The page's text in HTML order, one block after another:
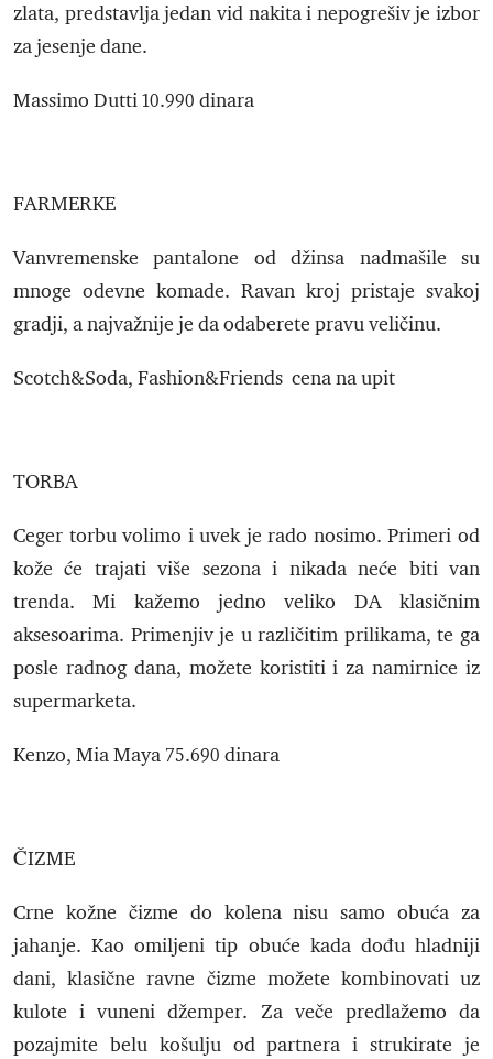
zlata, predstavlja jedan vid nakita i nepogrešiv je izbor
za jesenje dane.
Massimo Dutti 10.990 dinara
FARMERKE
Vanvremenske pantalone od džinsa nadmašile su
mnoge odevne komade. Ravan kroj pristaje svakoj
gradji, a najvažnije je da odaberete pravu veličinu.
Scotch&Soda, Fashion&Friends cena na upit
TORBA
Ceger torbu volimo i uvek je rado nosimo. Primeri od
kože će trajati više sezona i nikada neće biti van
trenda. Mi kažemo jedno veliko DA klasičnim
aksesoarima. Primenjiv je u različitim prilikama, te ga
posle radnog dana, možete koristiti i za namirnice iz
supermarketa.
Kenzo, Mia Maya 75.690 dinara
ČIZME
Crne kožne čizme do kolena nisu samo obuća za
jahanje. Kao omiljeni tip obuće kada dođu hladniji
dani, klasične ravne čizme možete kombinovati uz
kulote i vuneni džemper. Za veče predlažemo da
pozajmite belu košulju od partnera i strukirate je